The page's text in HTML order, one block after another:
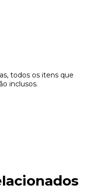
todos os itens que
inclusos.